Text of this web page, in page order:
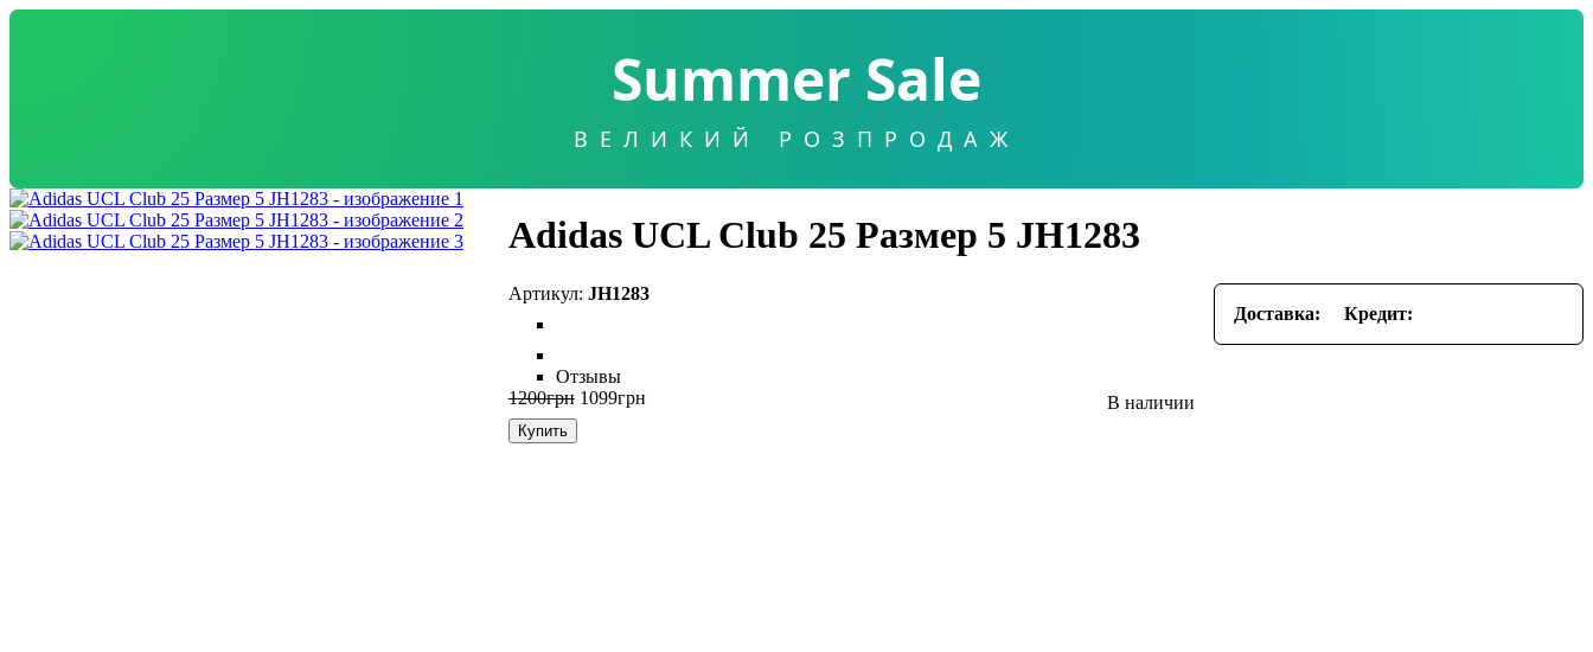
Summer Sale
ВЕЛИКИЙ РОЗПРОДАЖ
Adidas UCL Club 25 Размер 5 JH1283
JH1283
Отзывы
1200грн 1099грн
Купить
Доставка: Кредит: